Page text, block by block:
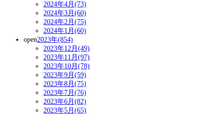
2024年4月(73)
2024年3月(60)
2024年2月(75)
2024年1月(60)
open2023年(854)
2023年12月(49)
2023年11月(97)
2023年10月(78)
2023年9月(59)
2023年8月(75)
2023年7月(76)
2023年6月(82)
2023年5月(65)